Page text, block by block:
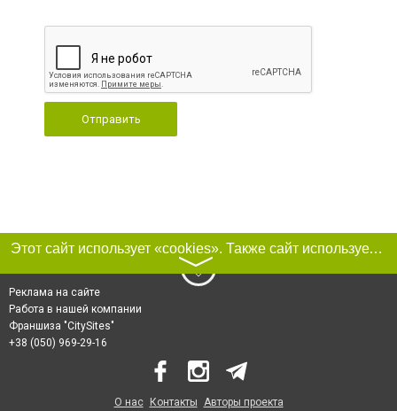
Отправить
Этот сайт использует «cookies». Также сайт использует интернет-сервис для сбора технических данных касательно посетителей с целью получения маркетинговой и статистической информации. Условия обработки данных посетителей сайта см.
〉
Реклама на сайте
Работа в нашей компании
Франшиза "CitySites"
+38 (050) 969-29-16
О нас Контакты Авторы проекта